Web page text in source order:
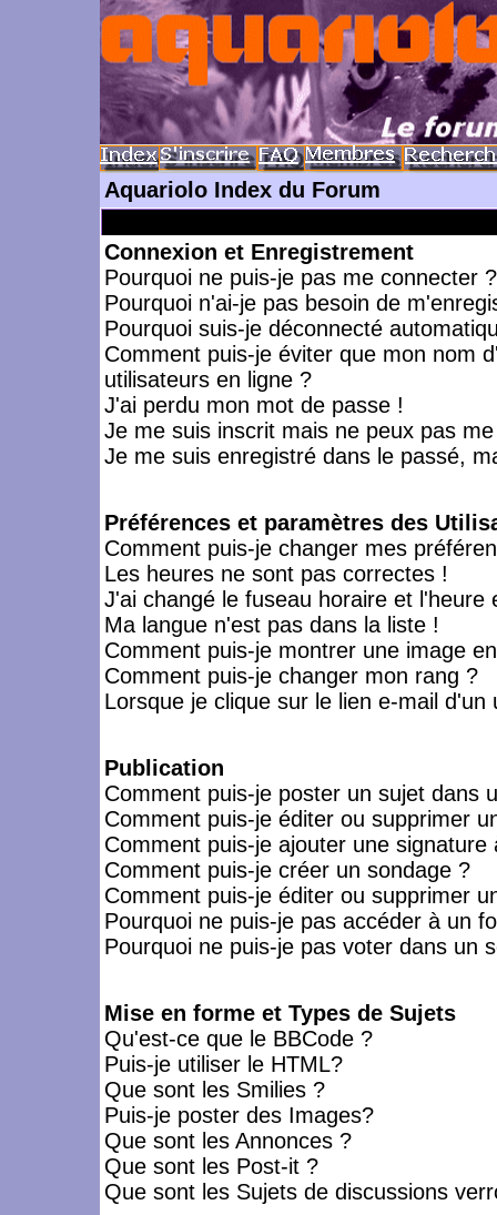
Aquariolo Index du Forum
Connexion et Enregistrement
Pourquoi ne puis-je pas me connecter ?
Pourquoi n'ai-je pas besoin de
Pourquoi suis-je déconnecté
Comment puis-je éviter que mon nom
utilisateurs en ligne ?
J'ai perdu mon mot de passe !
Je me suis inscrit mais ne peux pas
Je me suis enregistré dans le passé,
Préférences et paramètres des
Comment puis-je changer mes
Les heures ne sont pas correctes !
J'ai changé le fuseau horaire et l'heure
Ma langue n'est pas dans la liste !
Comment puis-je montrer une image
Comment puis-je changer mon rang ?
Lorsque je clique sur le lien e-mail
Publication
Comment puis-je poster un sujet dans
Comment puis-je éditer ou supprimer
Comment puis-je ajouter une signature
Comment puis-je créer un sondage ?
Comment puis-je éditer ou supprimer
Pourquoi ne puis-je pas accéder à un
Pourquoi ne puis-je pas voter dans un
Mise en forme et Types de Sujets
Qu'est-ce que le BBCode ?
Puis-je utiliser le HTML?
Que sont les Smilies ?
Puis-je poster des Images?
Que sont les Annonces ?
Que sont les Post-it ?
Que sont les Sujets de discussions